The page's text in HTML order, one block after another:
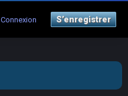
Connexion S’enregistrer